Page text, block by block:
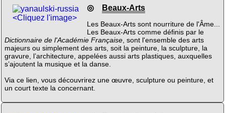
<Cliquez l'image>
◎ Beaux-Arts
Les Beaux-Arts sont nourriture de l'Âme...
Les Beaux-Arts comme définis par le
Dictionnaire de l'Académie Française, sont l'ensemble des arts
majeurs ou simplement des arts, soit la peinture, la sculpture, la
gravure, l’architecture, appelées aussi arts plastiques, auxquelles
s’ajoutent la musique et la danse.
Via ce lien, vous découvrirez une œuvre, sculpture ou peinture, et
un court texte la concernant.